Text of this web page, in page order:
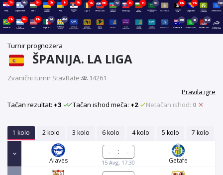
7h 14d 5h 2h 1h 7h 7h 10h 7d 8h 8h 5d 14h 11h 39d
11h 10h 12h 7d 47d 69d 4d 152d
Turnir prognozera
ŠPANIJA. LA LIGA
Zvanični turnir StavRate·
14261
Pravila igre
Tačan rezultat: +3 Tačan ishod meča: +2 Netačan ishod: 0
1 kolo 2 kolo 3 kolo 6 kolo 4 kolo 5 kolo 7 kolo
Alaves
:
15 Avg, 17:30 Getafe